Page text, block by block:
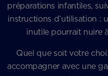
préparations infantiles,
instructions d’utilisation :
inutile pourrait nuire
Quel que soit votre
accompagner avec une